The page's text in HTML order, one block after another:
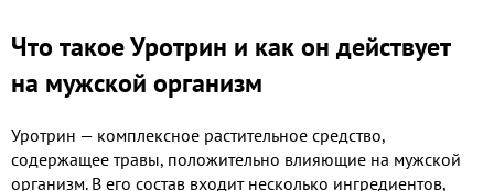
Что такое Уротрин и как он действует
на мужской организм
Уротрин — комплексное растительное средство,
содержащее травы, положительно влияющие на мужской
организм. В его состав входит несколько ингредиентов,